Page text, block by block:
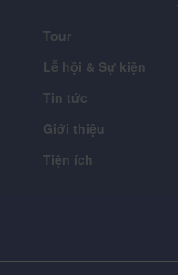
Tour
Lễ hội & Sự kiện
Tin tức
Giới thiệu
Tiện ích